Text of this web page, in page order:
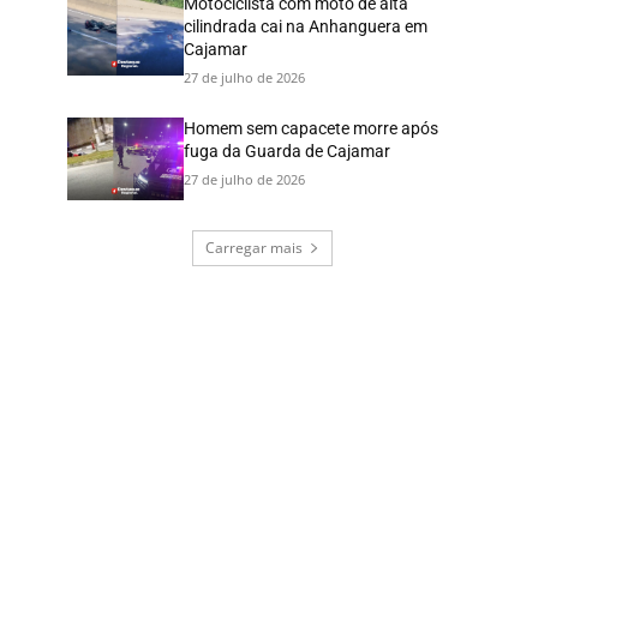
Motociclista com moto de alta
cilindrada cai na Anhanguera em
Cajamar
27 de julho de 2026
Homem sem capacete morre após
fuga da Guarda de Cajamar
27 de julho de 2026
Carregar mais